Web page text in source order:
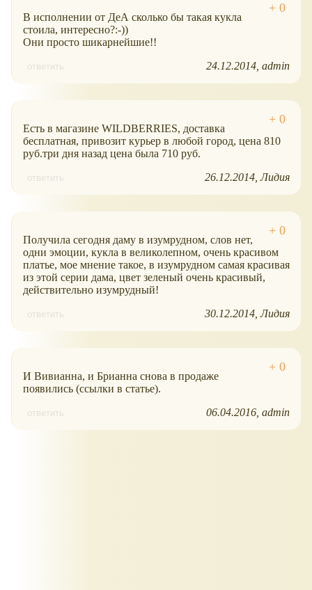
В исполнении от ДеА сколько бы такая кукла
стоила, интересно?:-))
Они просто шикарнейшие!!
ответить 24.12.2014 admin
Есть в магазине WILDBERRIES, доставка
бесплатная, привозит курьер в любой город, цена 810
руб.три дня назад цена была 710 руб.
ответить 26.12.2014 Лидия
Получила сегодня даму в изумрудном, слов нет,
одни эмоции, кукла в великолепном, очень красивом
платье, мое мнение такое, в изумрудном самая красивая
из этой серии дама, цвет зеленый очень красивый,
действительно изумрудный!
ответить 30.12.2014 Лидия
И Вивианна, и Брианна снова в продаже
появились (ссылки в статье).
ответить 06.04.2016 admin